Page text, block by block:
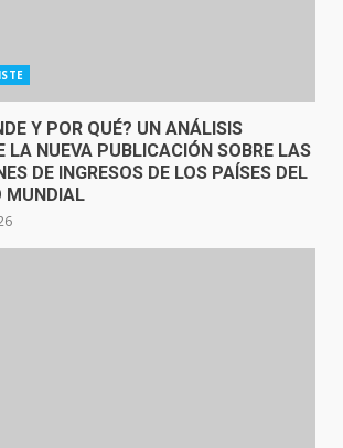
Y POR QUÉ? UN ANÁLISIS
LA NUEVA PUBLICACIÓN SOBRE LAS
DE INGRESOS DE LOS PAÍSES DEL
MUNDIAL